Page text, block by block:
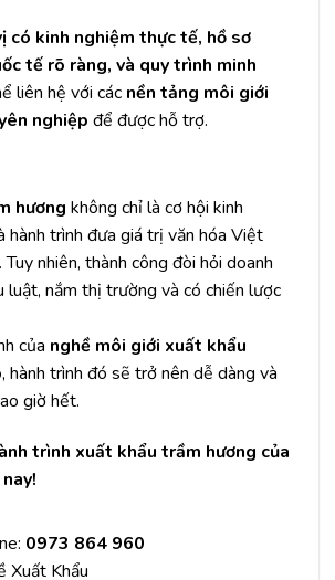
có kinh nghiệm thực tế, hồ sơ
tế rõ ràng, và quy trình minh
liên hệ với các nền tảng môi giới
nghiệp để được hỗ trợ.
hương không chỉ là cơ hội kinh
hành trình đưa giá trị văn hóa Việt
nhiên, thành công đòi hỏi doanh
luật, nắm thị trường và có chiến lược
của nghề môi giới xuất khẩu
, hành trình đó sẽ trở nên dễ dàng và
giờ hết.
trình xuất khẩu trầm hương của
0973 864 960
Xuất Khẩu